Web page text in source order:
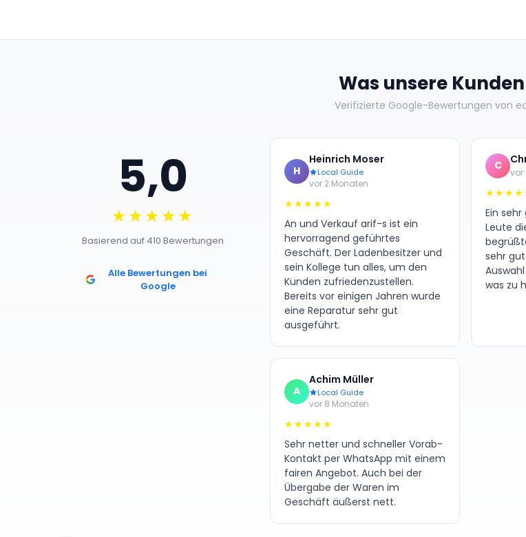
Was unsere
Verifizierte Google-Bewertungen von
5,0
★★★★★
Basierend auf 410 Bewertungen
Alle Bewertungen bei
Google
H
Heinrich Moser
Local Guide
vor 2 Monaten
★★★★★
An und Verkauf arif-s ist ein
hervorragend geführtes
Geschäft. Der Ladenbesitzer und
sein Kollege tun alles, um den
Kunden zufriedenzustellen.
Bereits vor einigen Jahren wurde
eine Reparatur sehr gut
ausgeführt.
C
vor
Ein
Leute
sehr
was zu
A
Achim Müller
Local Guide
vor 8 Monaten
★★★★★
Sehr netter und schneller Vorab-
Kontakt per WhatsApp mit einem
fairen Angebot. Auch bei der
Übergabe der Waren im
Geschäft äußerst nett.